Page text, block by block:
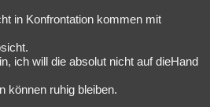
in Konfrontation kommen mit
ich will die absolut nicht auf dieHand
können ruhig bleiben.